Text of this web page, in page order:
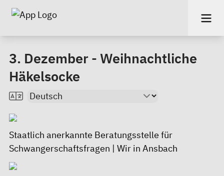
3. Dezember - Weihnachtliche
Häkelsocke
Staatlich anerkannte Beratungsstelle für
Schwangerschaftsfragen | Wir in Ansbach